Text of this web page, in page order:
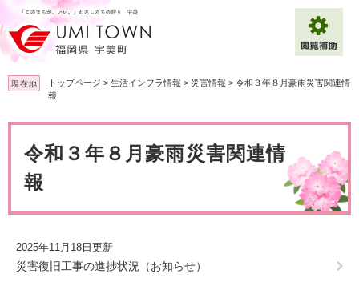
ー
ジ
の
先
頭
す
ニ
ュ
ー
を
飛
し
文字サイズ 標準 拡大
背景色変更 白 黒 青
現在地 トップページ > 生活インフラ情報 > 災害情報 > 令和３年８月豪雨災害関連情
報
令和３年８月豪雨災害関連情
報
2025年11月18日更新
災害復旧工事の進捗状況（お知らせ）